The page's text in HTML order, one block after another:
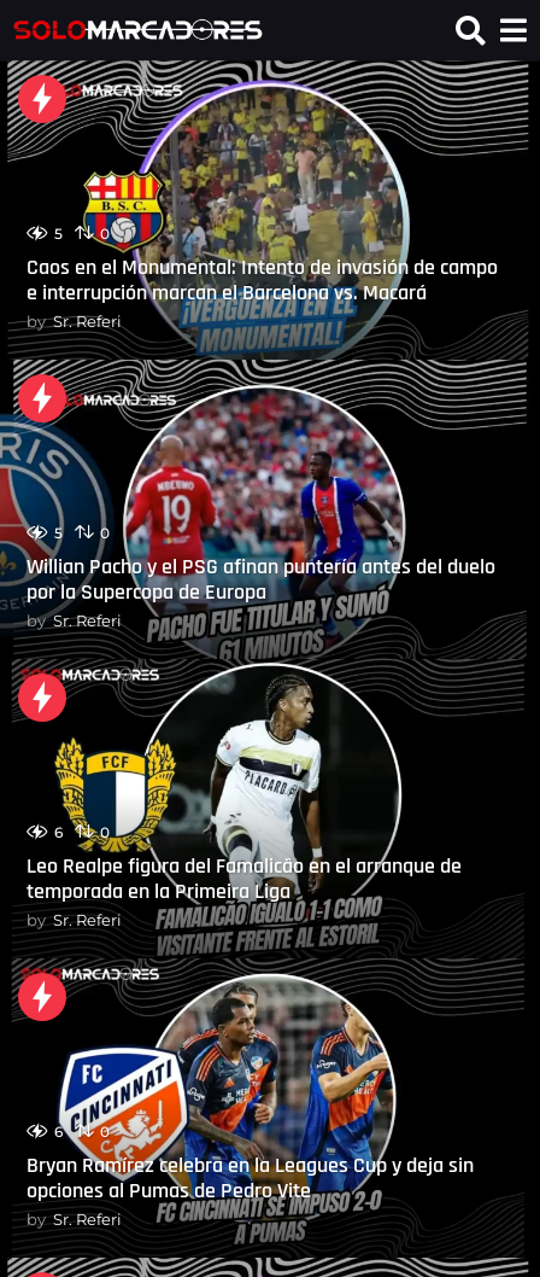
5 0
Caos en el Monumental: Intento de invasión de campo
e interrupción marcan el Barcelona vs. Macará
by Sr. Referi
5 0
Willian Pacho y el PSG afinan puntería antes del duelo
por la Supercopa de Europa
by Sr. Referi
6 0
Leo Realpe figura del Famalicão en el arranque de
temporada en la Primeira Liga
by Sr. Referi
6 0
Bryan Ramírez celebra en la Leagues Cup y deja sin
opciones al Pumas de Pedro Vite
by Sr. Referi